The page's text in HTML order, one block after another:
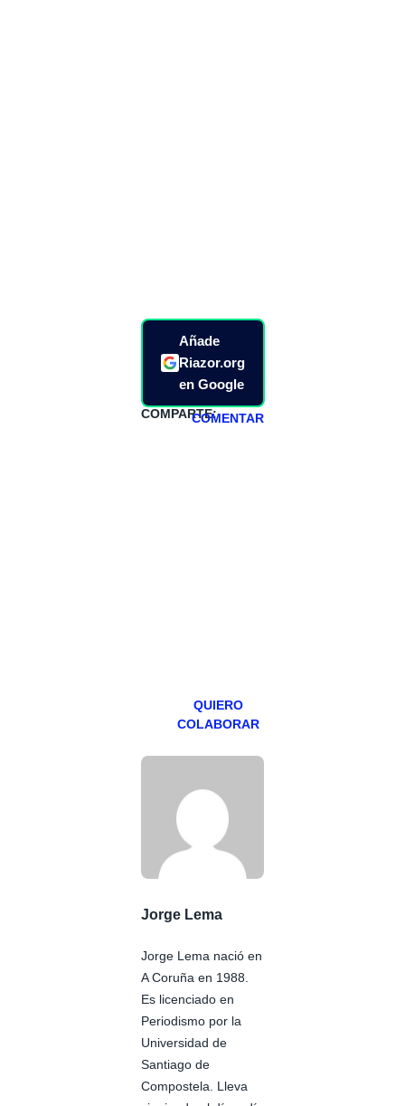
Añade
Riazor.org
en Google
COMPARTE:COMENTAR
QUIERO
COLABORAR
Jorge Lema
Jorge Lema nació en
A Coruña en 1988.
Es licenciado en
Periodismo por la
Universidad de
Santiago de
Compostela. Lleva